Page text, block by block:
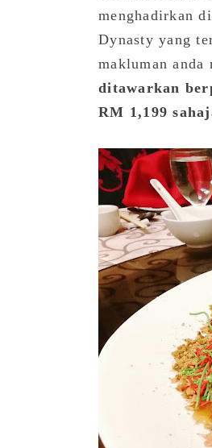
menghadirkan
Dynasty yang
makluman
ditawarkan
RM 1,199